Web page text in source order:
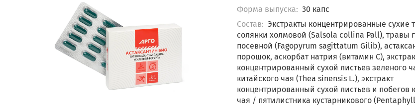
Форма выпуска: 30 капс
Состав: Экстракты концентрированные сухие
солянки холмовой (Salsola collina Pall), травы
посевной (Fagopyrum sagittatum Gilib),
порошок, аскорбат натрия (витамин С),
концентрированный сухой листьев зеленого
китайского чая (Thea sinensis L.), экстракт
концентрированный сухой листьев и побегов
чая / пятилистника кустарникового